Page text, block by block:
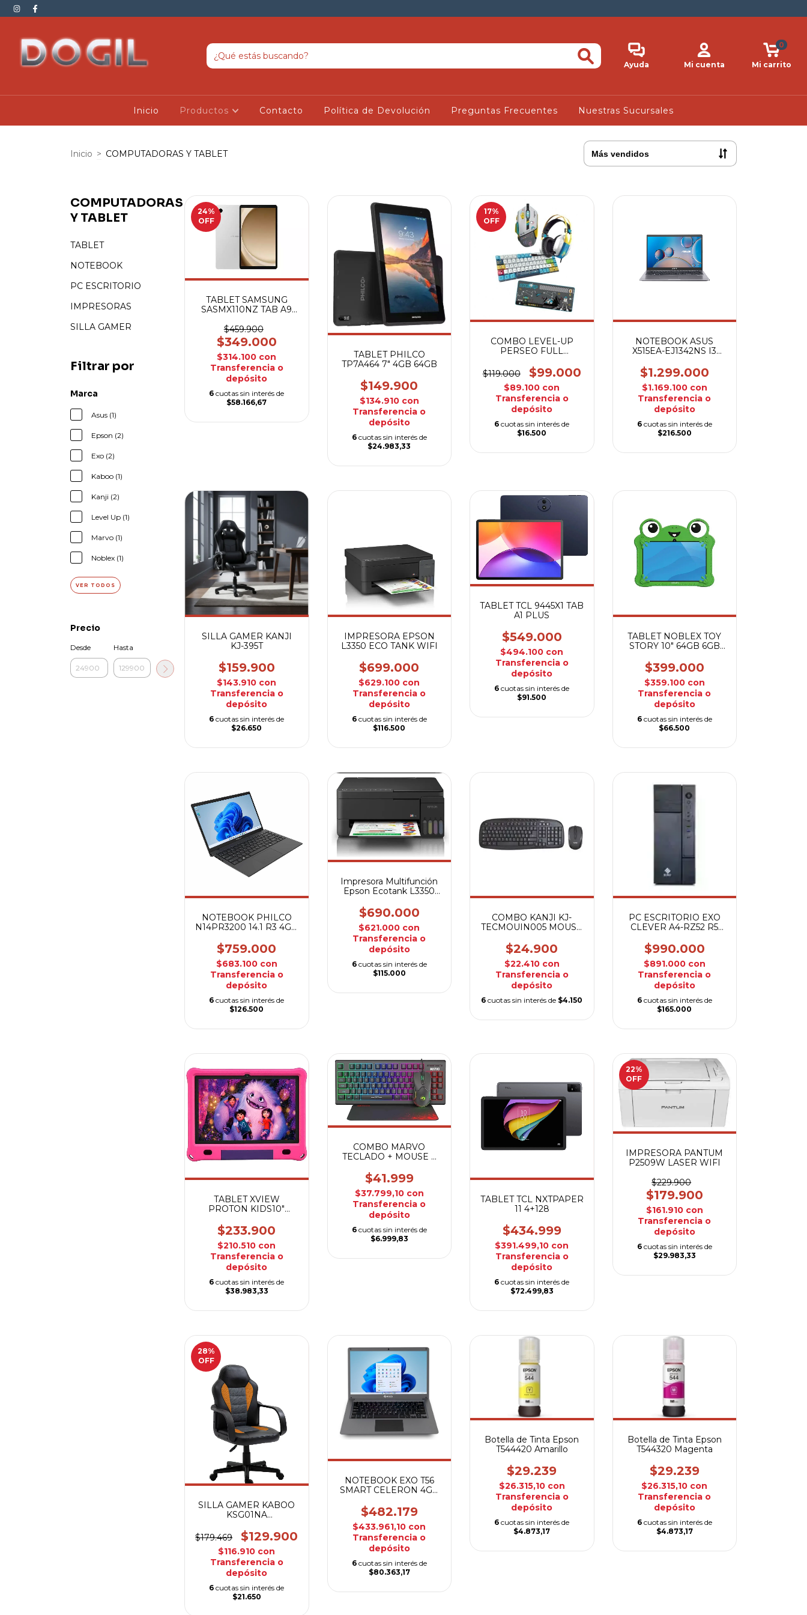
Ayuda Mi cuenta Mi carrito
0
Inicio Productos Contacto Política de Devolución Preguntas Frecuentes Nuestras Sucursales
Inicio > COMPUTADORAS Y TABLET
COMPUTADORAS
Y TABLET
TABLET
NOTEBOOK
PC ESCRITORIO
IMPRESORAS
SILLA GAMER
Filtrar por
Marca
Asus (1)
Epson (2)
Exo (2)
Kaboo (1)
Kanji (2)
Level Up (1)
Marvo (1)
Noblex (1)
VER TODOS
Precio
Desde Hasta
24%
OFF
TABLET SAMSUNG
SASMX110NZ TAB A9
$459.900
$349.000
$314.100 con
Transferencia o
depósito
6 cuotas sin interés de
$58.166,67
TABLET PHILCO
TP7A464 7" 4GB 64GB
$149.900
$134.910 con
Transferencia o
depósito
6 cuotas sin interés de
$24.983,33
17%
OFF
COMBO LEVEL-UP
PERSEO FULL
$119.000
$99.000
$89.100 con
Transferencia o
depósito
6 cuotas sin interés de
$16.500
NOTEBOOK ASUS
X515EA-EJ1342NS I3
$1.299.000
$1.169.100 con
Transferencia o
depósito
6 cuotas sin interés de
$216.500
SILLA GAMER KANJI
KJ-395T
$159.900
$143.910 con
Transferencia o
depósito
6 cuotas sin interés de
$26.650
IMPRESORA EPSON
L3350 ECO TANK WIFI
$699.000
$629.100 con
Transferencia o
depósito
6 cuotas sin interés de
$116.500
TABLET TCL 9445X1 TAB
A1 PLUS
$549.000
$494.100 con
Transferencia o
depósito
6 cuotas sin interés de
$91.500
TABLET NOBLEX TOY
STORY 10" 64GB 6GB
$399.000
$359.100 con
Transferencia o
depósito
6 cuotas sin interés de
$66.500
NOTEBOOK PHILCO
N14PR3200 14.1 R3 4GB
$759.000
$683.100 con
Transferencia o
depósito
6 cuotas sin interés de
$126.500
Impresora Multifunción
Epson Ecotank L3350
$690.000
$621.000 con
Transferencia o
depósito
6 cuotas sin interés de
$115.000
COMBO KANJI KJ-
TECMOUIN005 MOUSE
$24.900
$22.410 con
Transferencia o
depósito
6 cuotas sin interés de $4.150
PC ESCRITORIO EXO
CLEVER A4-RZ52 R5
$990.000
$891.000 con
Transferencia o
depósito
6 cuotas sin interés de
$165.000
TABLET XVIEW
PROTON KIDS10"
$233.900
$210.510 con
Transferencia o
depósito
6 cuotas sin interés de
$38.983,33
COMBO MARVO
TECLADO + MOUSE +
$41.999
$37.799,10 con
Transferencia o
depósito
6 cuotas sin interés de
$6.999,83
TABLET TCL NXTPAPER
11 4+128
$434.999
$391.499,10 con
Transferencia o
depósito
6 cuotas sin interés de
$72.499,83
22%
OFF
IMPRESORA PANTUM
P2509W LASER WIFI
$229.900
$179.900
$161.910 con
Transferencia o
depósito
6 cuotas sin interés de
$29.983,33
28%
OFF
SILLA GAMER KABOO
KSG01NA
$179.469
$129.900
$116.910 con
Transferencia o
depósito
6 cuotas sin interés de
$21.650
NOTEBOOK EXO T56
SMART CELERON 4GB
$482.179
$433.961,10 con
Transferencia o
depósito
6 cuotas sin interés de
$80.363,17
Botella de Tinta Epson
T544420 Amarillo
$29.239
$26.315,10 con
Transferencia o
depósito
6 cuotas sin interés de
$4.873,17
Botella de Tinta Epson
T544320 Magenta
$29.239
$26.315,10 con
Transferencia o
depósito
6 cuotas sin interés de
$4.873,17